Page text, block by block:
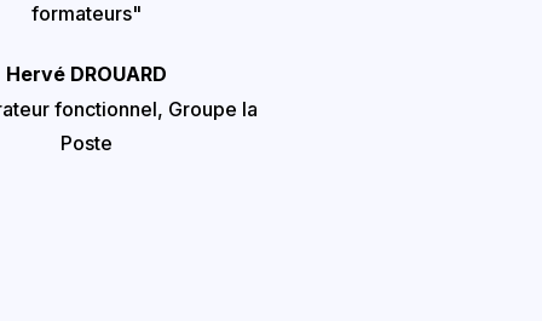
formateurs"
Hervé DROUARD
fonctionnel, Groupe la
Poste